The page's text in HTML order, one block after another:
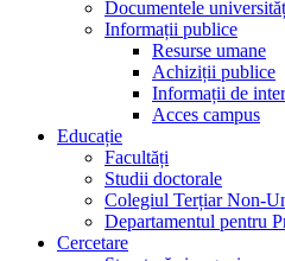
Documentele
Informații publice
Resurse umane
Achiziții publice
Informații de
Acces campus
Educație
Facultăți
Studii doctorale
Colegiul Terțiar Non-
Departamentul pentru
Cercetare